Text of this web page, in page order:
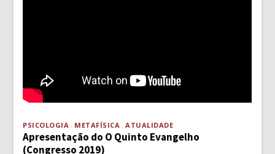
PSICOLOGIA METAFÍSICA ATUALIDADE
Apresentação do O Quinto Evangelho
(Congresso 2019)